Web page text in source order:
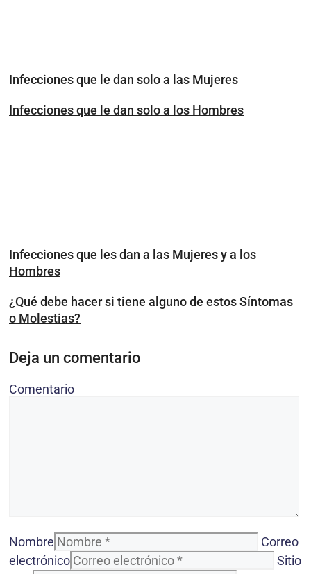
Infecciones que le dan solo a las Mujeres
Infecciones que le dan solo a los Hombres
Infecciones que les dan a las Mujeres y a los
Hombres
¿Qué debe hacer si tiene alguno de estos Síntomas
o Molestias?
Deja un comentario
Comentario
Nombre
Correo
electrónico
Sitio